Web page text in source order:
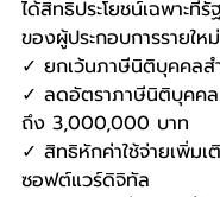
ได้สิทธิประโยชน์เฉพาะที่
ของผู้ประกอบการรายใหม่
✓ ยกเว้นภาษีนิติบุคคลส
✓ ลดอัตราภาษีนิติบุคคล
ถึง 3,000,000 บาท
✓ สิทธิหักค่าใช้จ่ายเพิ่มเ
ซอฟต์แวร์ดิจิทัล